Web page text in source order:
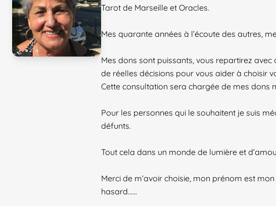
Tarot de Marseille et Oracles.
Mes quarante années à l’écoute des autres,
Mes dons sont puissants, vous repartirez
de réelles décisions pour vous aider à choisir
Cette consultation sera chargée de mes dons
Pour les personnes qui le souhaitent je suis
défunts.
Tout cela dans un monde de lumière et
Merci de m’avoir choisie, mon prénom est
hasard……